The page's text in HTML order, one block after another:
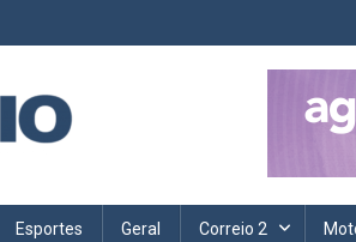
no Correio Paulista. Informação,
Esportes Geral Correio 2